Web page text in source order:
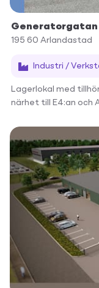
Generatorgatan
195 60 Arlandastad
Industri /
Lagerlokal med
närhet till E4:an och